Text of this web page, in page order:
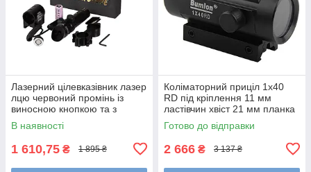
Лазерний цілевказівник лазер
лцю червоний промінь із
виносною кнопкою та з
кріпленнями на зброю
В наявності
1 610,75 ₴ 1 895 ₴
Коліматорний приціл 1x40
RD під кріплення 11 мм
ластівчин хвіст 21 мм планка
Вівера Пикатинни
Готово до відправки
2 666 ₴ 3 137 ₴